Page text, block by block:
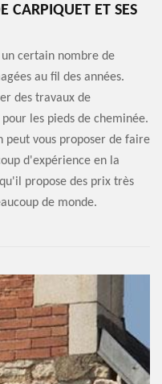
CARPIQUET ET SES
un certain nombre de
au fil des années.
des travaux de
les pieds de cheminée.
peut vous proposer de faire
d'expérience en la
propose des prix très
de monde.